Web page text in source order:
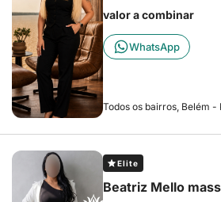
valor a combinar
WhatsApp
Todos os bairros, Belém -
Elite
Beatriz Mello